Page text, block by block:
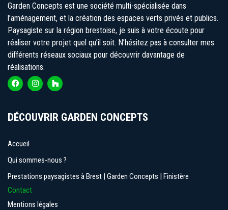
Garden Concepts est une société multi-spécialisée dans
l’aménagement, et la création des espaces verts privés et publics.
Paysagiste sur la région brestoise, je suis à votre écoute pour
réaliser votre projet quel qu’il soit. N’hésitez pas à consulter mes
différents réseaux sociaux pour découvrir davantage de
réalisations.
DÉCOUVRIR GARDEN CONCEPTS
Accueil
Qui sommes-nous ?
Prestations paysagistes à Brest | Garden Concepts | Finistère
Contact
Mentions légales